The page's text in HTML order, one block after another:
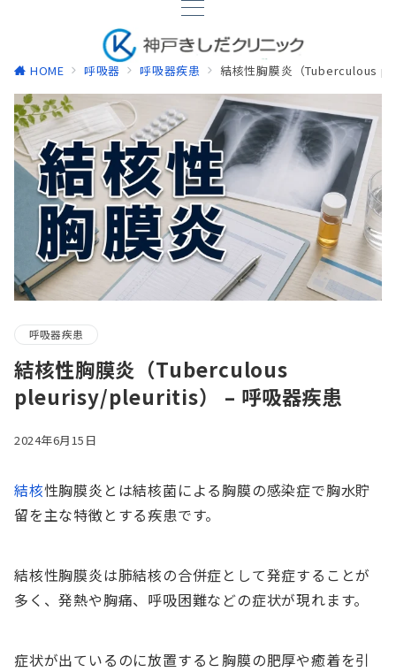
HOME 呼吸器 呼吸器疾患 結核性胸膜炎（Tuberculous
呼吸器疾患
結核性胸膜炎（Tuberculous
pleurisy/pleuritis） – 呼吸器疾患
2024年6月15日
結核性胸膜炎とは結核菌による胸膜の感染症で胸水貯
留を主な特徴とする疾患です。
結核性胸膜炎は肺結核の合併症として発症することが
多く、発熱や胸痛、呼吸困難などの症状が現れます。
症状が出ているのに放置すると胸膜の肥厚や癒着を引